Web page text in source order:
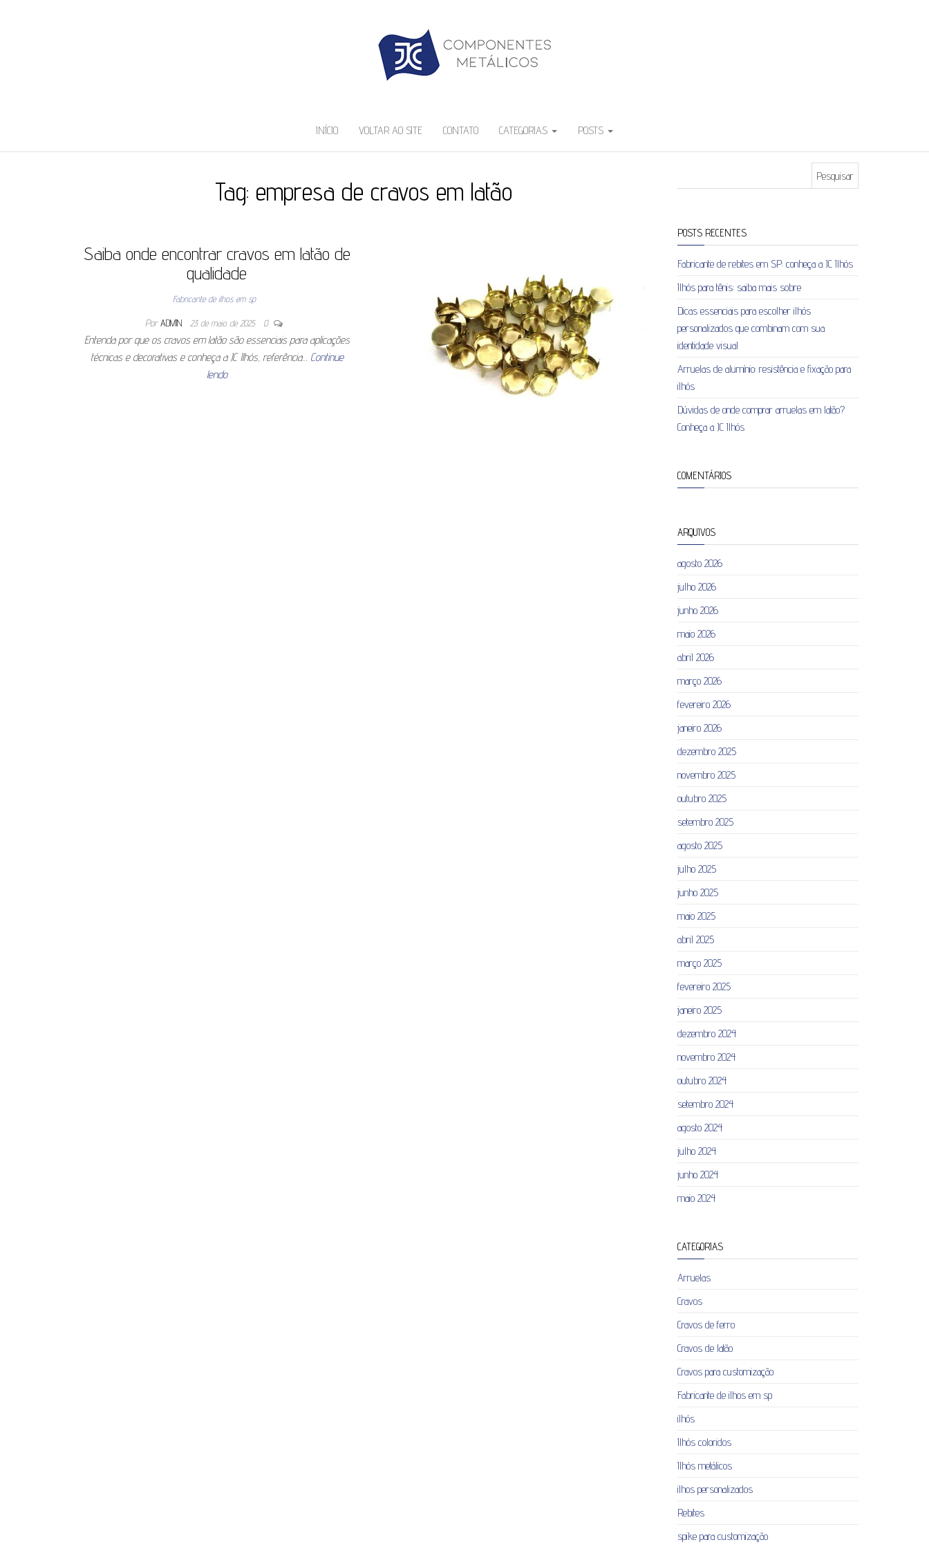
INÍCIO VOLTAR AO SITE CONTATO CATEGORIAS POSTS
Tag: empresa de cravos em latão
Saiba onde encontrar cravos em latão de
qualidade
Fabricante de ilhos em sp
Por ADMIN 23 de maio de 2025 0
Entenda por que os cravos em latão são essenciais para aplicações
técnicas e decorativas e conheça a JC Ilhós, referência… Continue
lendo
POSTS RECENTES
Fabricante de rebites em SP: conheça a JC Ilhós
Ilhós para tênis: saiba mais sobre
Dicas essenciais para escolher ilhós
personalizados que combinam com sua
identidade visual
Arruelas de alumínio: resistência e fixação para
ilhós
Dúvidas de onde comprar arruelas em latão?
Conheça a JC Ilhós
COMENTÁRIOS
ARQUIVOS
agosto 2026
julho 2026
junho 2026
maio 2026
abril 2026
março 2026
fevereiro 2026
janeiro 2026
dezembro 2025
novembro 2025
outubro 2025
setembro 2025
agosto 2025
julho 2025
junho 2025
maio 2025
abril 2025
março 2025
fevereiro 2025
janeiro 2025
dezembro 2024
novembro 2024
outubro 2024
setembro 2024
agosto 2024
julho 2024
junho 2024
maio 2024
CATEGORIAS
Arruelas
Cravos
Cravos de ferro
Cravos de latão
Cravos para customização
Fabricante de ilhos em sp
ilhós
Ilhós coloridos
Ilhós metálicos
ilhos personalizados
Rebites
spike para customização